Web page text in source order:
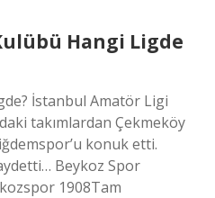
Hangi Ligde
İstanbul Amatör Ligi
takımlardan Çekmeköy
konuk etti.
Beykoz Spor
1908Tam